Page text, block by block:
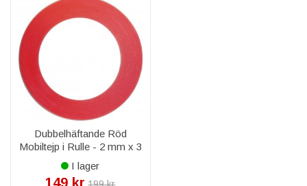
Dubbelhäftande Röd
Mobiltejp i Rulle - 2 mm x 3
M
I lager
149 kr